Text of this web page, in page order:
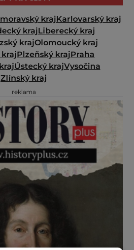
krajKarlovarský kraj
krajLiberecký kraj
krajOlomoucký kraj
Plzeňský krajPraha
Ústecký krajVysočina
Zlínský kraj
reklama